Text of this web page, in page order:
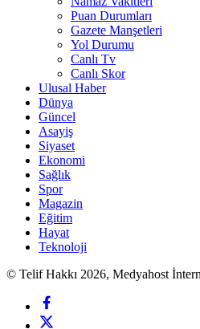
Puan Durumları
Gazete Manşetleri
Yol Durumu
Canlı Tv
Canlı Skor
Ulusal Haber
Dünya
Güncel
Asayiş
Siyaset
Ekonomi
Sağlık
Spor
Magazin
Eğitim
Hayat
Teknoloji
© Telif Hakkı 2026, Medyahost